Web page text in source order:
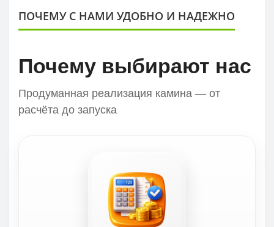
ПОЧЕМУ С НАМИ УДОБНО И НАДЕЖНО
Почему выбирают нас
Продуманная реализация камина — от
расчёта до запуска